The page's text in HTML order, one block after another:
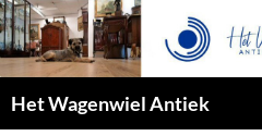
Het Wagenwiel Antiek